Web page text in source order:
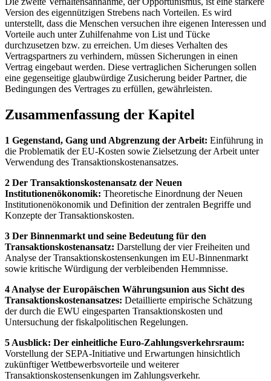
Version des eigennützigen Strebens nach Vorteilen. Es wird
unterstellt, dass die Menschen versuchen ihre eigenen Interessen und
Vorteile auch unter Zuhilfenahme von List und Tücke
durchzusetzen bzw. zu erreichen. Um dieses Verhalten des
Vertragspartners zu verhindern, müssen Sicherungen in einen
Vertrag eingebaut werden. Diese vertraglichen Sicherungen sollen
eine gegenseitige glaubwürdige Zusicherung beider Partner, die
Bedingungen des Vertrages zu erfüllen, gewährleisten.
Zusammenfassung der Kapitel
1 Gegenstand, Gang und Abgrenzung der Arbeit: Einführung in
die Problematik der EU-Kosten sowie Zielsetzung der Arbeit unter
Verwendung des Transaktionskostenansatzes.
2 Der Transaktionskostenansatz der Neuen
Institutionenökonomik: Theoretische Einordnung der Neuen
Institutionenökonomik und Definition der zentralen Begriffe und
Konzepte der Transaktionskosten.
3 Der Binnenmarkt und seine Bedeutung für den
Transaktionskostenansatz: Darstellung der vier Freiheiten und
Analyse der Transaktionskostensenkungen im EU-Binnenmarkt
sowie kritische Würdigung der verbleibenden Hemmnisse.
4 Analyse der Europäischen Währungsunion aus Sicht des
Transaktionskostenansatzes: Detaillierte empirische Schätzung
der durch die EWU eingesparten Transaktionskosten und
Untersuchung der fiskalpolitischen Regelungen.
5 Ausblick: Der einheitliche Euro-Zahlungsverkehrsraum:
Vorstellung der SEPA-Initiative und Erwartungen hinsichtlich
zukünftiger Wettbewerbsvorteile und weiterer
Transaktionskostensenkungen im Zahlungsverkehr.